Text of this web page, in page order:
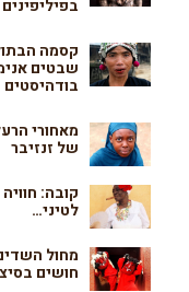
בפיליפינים
קסמה
שבטים
בודהיסטים
מאחורי
של זנזיבר
קובה:
לטיני…
מחול
חושים